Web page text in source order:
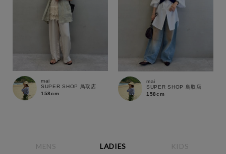
mai
SUPER SHOP 鳥取店
158cm
mai
SUPER SHOP 鳥取店
158cm
MENS LADIES KIDS